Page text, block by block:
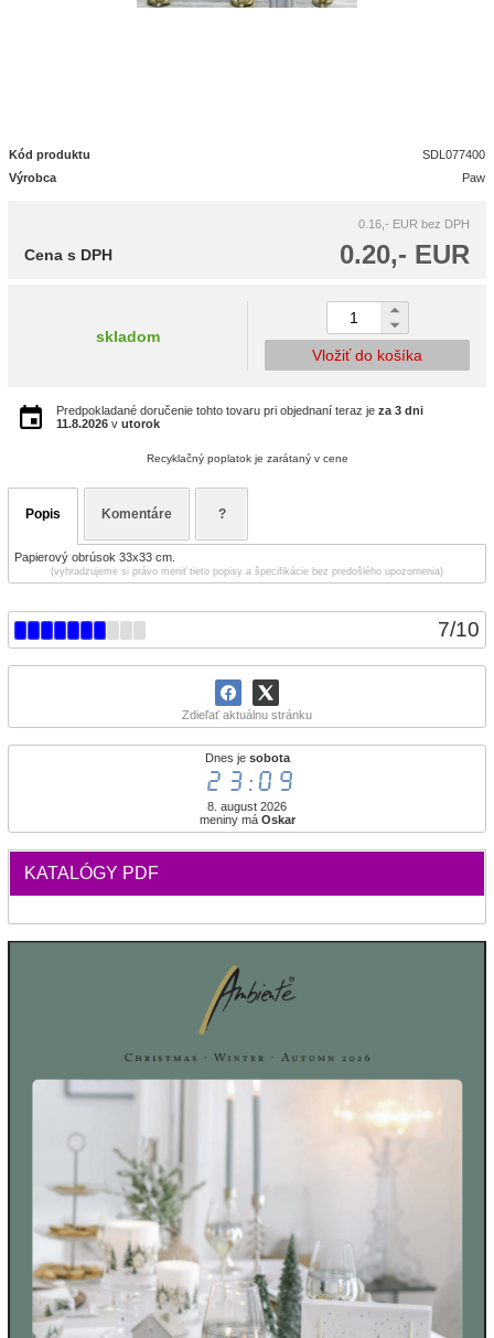
7/10
Zdieľať aktuálnu stránku
Dnes je sobota
23:09
8. august 2026
meniny má Oskar
KATALÓGY PDF
Kód produktu
SDL077400
Výrobca
Paw
0.16,- EUR bez DPH
0.20,- EUR
Cena s DPH
skladom
Vložiť do košíka
Predpokladané doručenie tohto tovaru pri objednaní teraz je za 3 dni
11.8.2026 v utorok
Recyklačný poplatok je zarátaný v cene
Popis Komentáre ?
Papierový obrúsok 33x33 cm.
(vyhradzujeme si právo meniť tieto popisy a špecifikácie bez predošlého upozornenia)